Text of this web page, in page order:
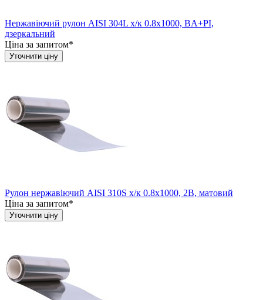
Нержавіючий рулон AISI 304L х/к 0.8х1000, BA+PI,
дзеркальний
Ціна за запитом*
Уточнити ціну
Рулон нержавіючий AISI 310S х/к 0.8х1000, 2B, матовий
Ціна за запитом*
Уточнити ціну